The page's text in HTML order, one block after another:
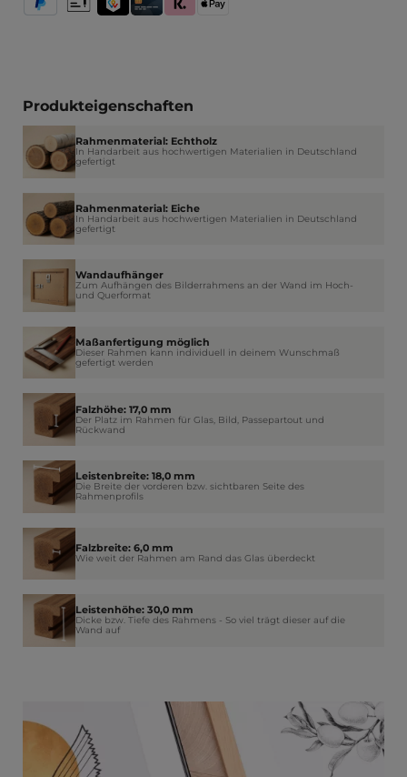
TWINT
PayPal Kredit- und Debitkarte
Klarna (Rechnung / Ratenkauf / Sofort)
Apple Pay
Vorkasse
Produkteigenschaften
Rahmenmaterial: Echtholz
In Handarbeit aus hochwertigen Materialien in Deutschland
gefertigt
Rahmenmaterial: Eiche
In Handarbeit aus hochwertigen Materialien in Deutschland
gefertigt
Wandaufhänger
Zum Aufhängen des Bilderrahmens an der Wand im Hoch-
und Querformat
Maßanfertigung möglich
Dieser Rahmen kann individuell in deinem Wunschmaß
gefertigt werden
Falzhöhe: 17,0 mm
Der Platz im Rahmen für Glas, Bild, Passepartout und
Rückwand
Leistenbreite: 18,0 mm
Die Breite der vorderen bzw. sichtbaren Seite des
Rahmenprofils
Falzbreite: 6,0 mm
Wie weit der Rahmen am Rand das Glas überdeckt
Leistenhöhe: 30,0 mm
Dicke bzw. Tiefe des Rahmens - So viel trägt dieser auf die
Wand auf